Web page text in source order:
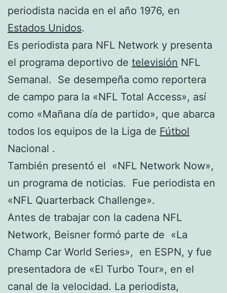
periodista nacida en el año 1976, en
Estados Unidos.
Es periodista para NFL Network y presenta
el programa deportivo de televisión NFL
Semanal. Se desempeña como reportera
de campo para la «NFL Total Access», así
como «Mañana día de partido», que abarca
todos los equipos de la Liga de Fútbol
Nacional .
También presentó el «NFL Network Now»,
un programa de noticias. Fue periodista en
«NFL Quarterback Challenge».
Antes de trabajar con la cadena NFL
Network, Beisner formó parte de «La
Champ Car World Series», en ESPN, y fue
presentadora de «El Turbo Tour», en el
canal de la velocidad. La periodista,